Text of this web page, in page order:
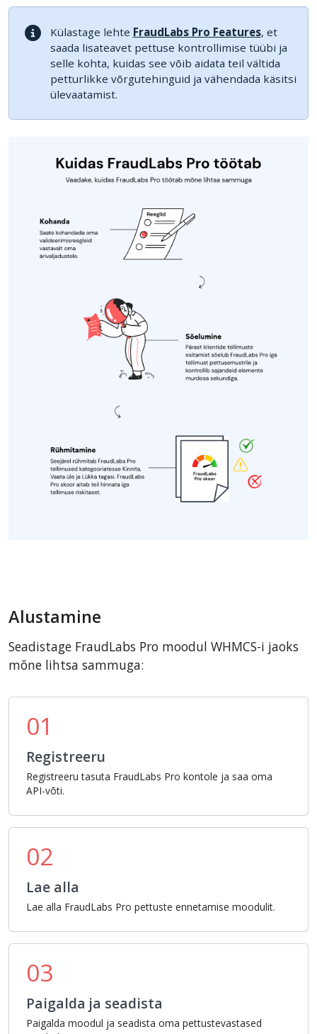
Shopware
Sylius
Külastage lehte FraudLabs Pro Features, et
saada lisateavet pettuse kontrollimise tüübi ja
selle kohta, kuidas see võib aidata teil vältida
petturlikke võrgutehinguid ja vähendada käsitsi
ülevaatamist.
Alustamine
Seadistage FraudLabs Pro moodul WHMCS-i jaoks
mõne lihtsa sammuga:
01
Registreeru
Registreeru tasuta FraudLabs Pro kontole ja saa oma
API-võti.
02
Lae alla
Lae alla FraudLabs Pro pettuste ennetamise moodulit.
03
Paigalda ja seadista
Paigalda moodul ja seadista oma pettustevastased